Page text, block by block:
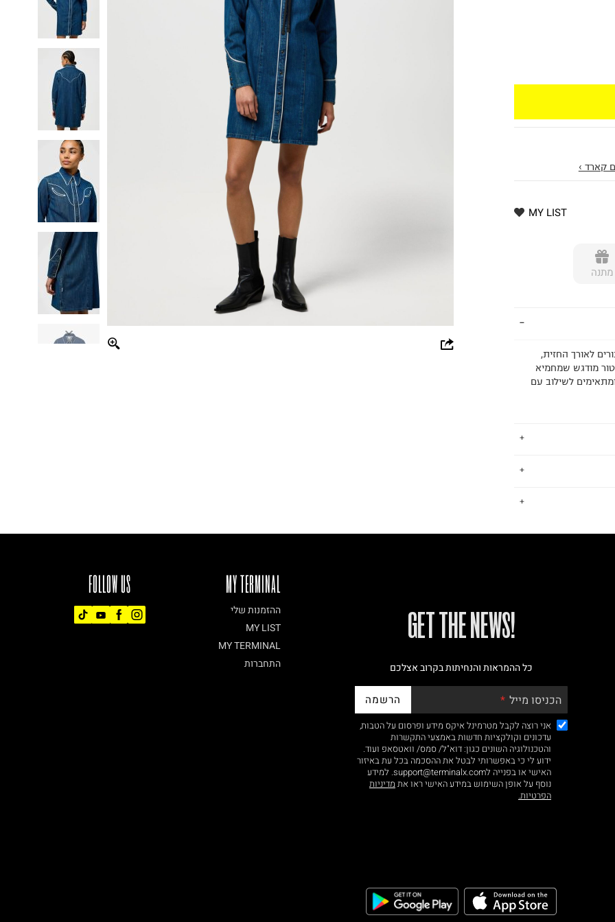
קארד ›
MY LIST
מתנה
לאורך החזית,
מודגש שמחמיא
לשילוב עם
להשגתם.
על גבי החבילה
באתר בלבד
בלבד. לא ניתן
FOLLOW US MY TERMINAL
ההזמנות שלי
MY LIST
MY TERMINAL
התחברות
!GET THE NEWS
כל ההמראות והנחיתות בקרוב אצלכם
הכניסו מייל הרשמה
אני רוצה לקבל מטרמינל איקס מידע ופרסום על הטבות,
עדכונים וקולקציות חדשות באמצעי התקשרות
והטכנולוגיה השונים כגון: דוא"ל/ סמס/ וואטסאפ ועוד.
ידוע לי כי באפשרותי לבטל את ההסכמה בכל עת באיזור
האישי או בפנייה לsupport@terminalx.com. למידע
נוסף על אופן השימוש במידע האישי ראו את מדיניות
הפרטיות.